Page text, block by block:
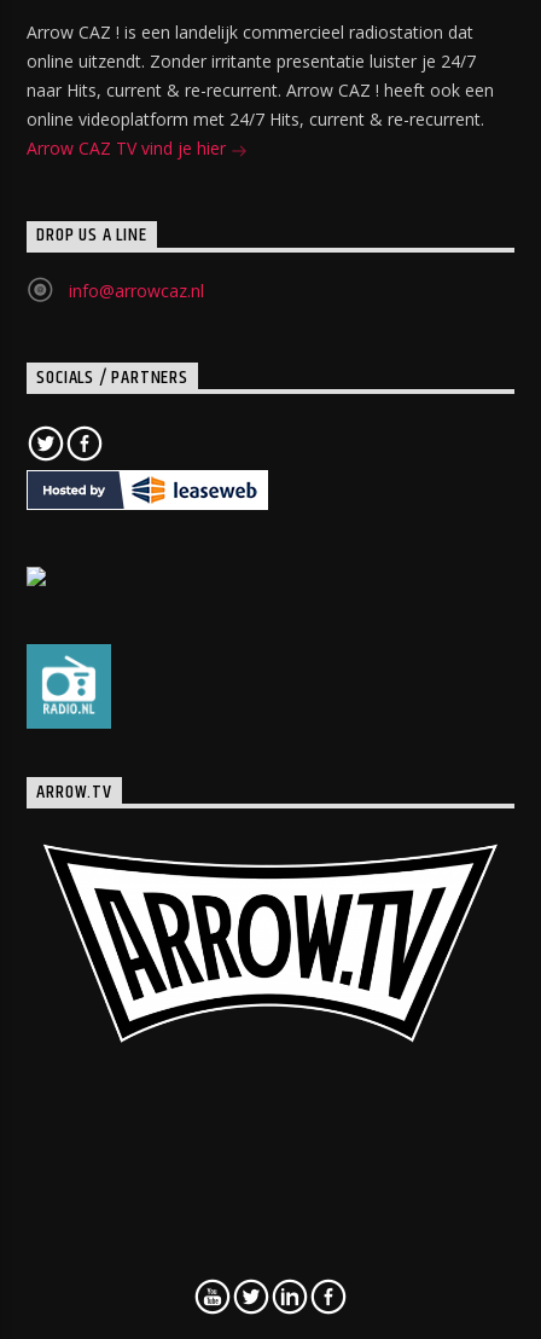
Arrow CAZ ! is een landelijk commercieel radiostation dat
online uitzendt. Zonder irritante presentatie luister je 24/7
naar Hits, current & re-recurrent. Arrow CAZ ! heeft ook een
online videoplatform met 24/7 Hits, current & re-recurrent.
Arrow CAZ TV vind je hier
DROP US A LINE
info@arrowcaz.nl
SOCIALS / PARTNERS
ARROW.TV